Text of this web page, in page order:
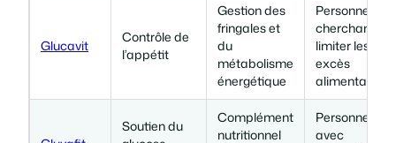
Glucavit
Contrôle de
l’appétit
Gestion des
fringales et
du
métabolisme
énergétique
Personnes
cherchant à
limiter les
excès
alimentaires
Soutien du
Complément
nutritionnel
Personnes
avec